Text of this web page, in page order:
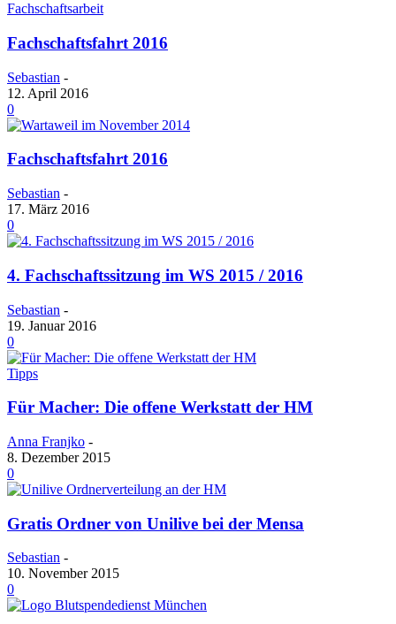
Fachschaftsarbeit
Fachschaftsfahrt 2016
Sebastian -
12. April 2016
0
Fachschaftsfahrt 2016
Sebastian -
17. März 2016
0
4. Fachschaftssitzung im WS 2015 / 2016
Sebastian -
19. Januar 2016
0
Tipps
Für Macher: Die offene Werkstatt der HM
Anna Franjko -
8. Dezember 2015
0
Gratis Ordner von Unilive bei der Mensa
Sebastian -
10. November 2015
0